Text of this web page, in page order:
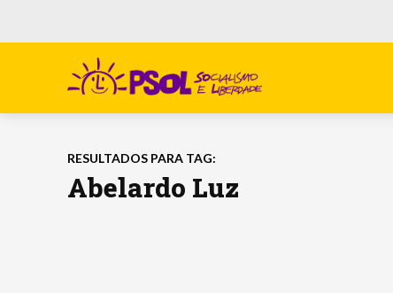
RESULTADOS PARA TAG:
Abelardo Luz